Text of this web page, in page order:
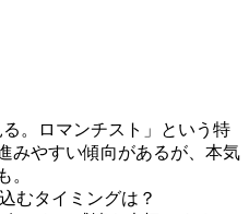
。ロマンチスト」という特
みやすい傾向があるが、本気
。
むタイミングは？